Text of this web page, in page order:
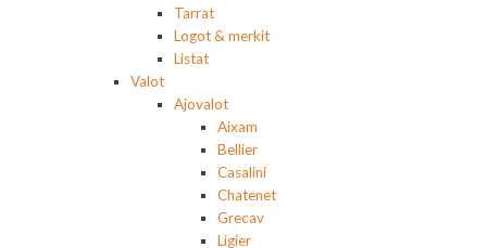
Tarrat
Logot & merkit
Listat
Valot
Ajovalot
Aixam
Bellier
Casalini
Chatenet
Grecav
Ligier